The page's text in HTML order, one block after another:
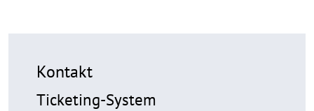
Kontakt
Ticketing-System